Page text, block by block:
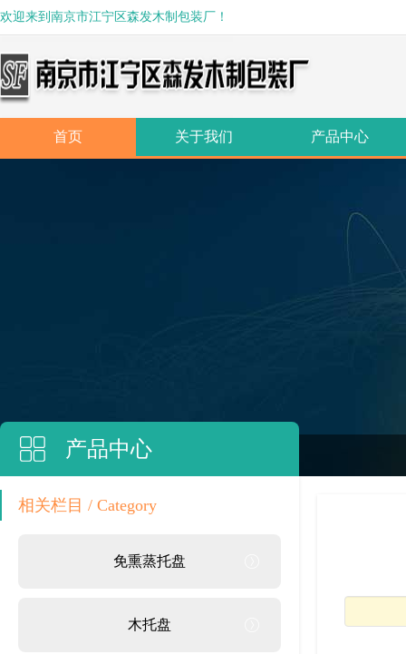
欢迎来到南京市江宁区森发木制包装厂！
首页 关于我们 产品中心
产品中心
相关栏目 / Category
免熏蒸托盘
木托盘